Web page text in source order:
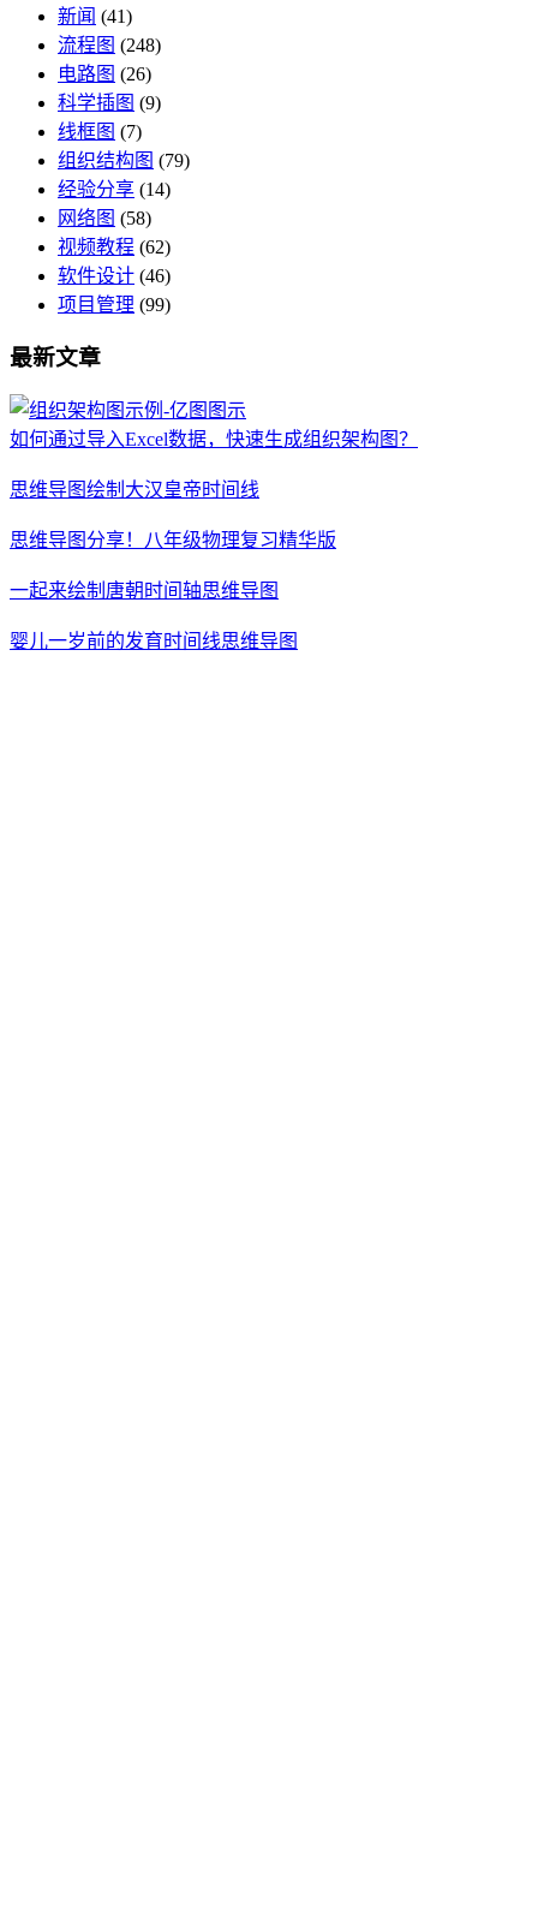
新闻 (41)
流程图 (248)
电路图 (26)
科学插图 (9)
线框图 (7)
组织结构图 (79)
经验分享 (14)
网络图 (58)
视频教程 (62)
软件设计 (46)
项目管理 (99)
最新文章
如何通过导入Excel数据，快速生成组织架构图？
思维导图绘制大汉皇帝时间线
思维导图分享！八年级物理复习精华版
一起来绘制唐朝时间轴思维导图
婴儿一岁前的发育时间线思维导图